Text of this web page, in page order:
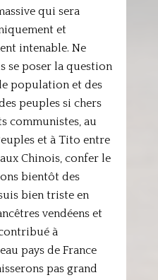
qui sera
et
intenable. Ne
se poser la question
population et des
peuples si chers
communistes, au
et à Tito entre
Chinois, confer le
bientôt des
bien triste en
vendéens et
à
pays de France
pas grand